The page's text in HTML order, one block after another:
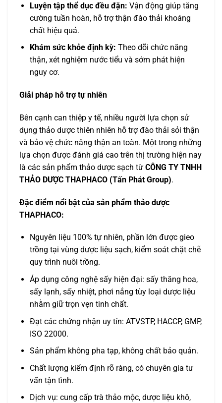
Luyện tập thể dục đều đặn: Vận động giúp tăng
cường tuần hoàn, hỗ trợ thận đào thải khoáng
chất hiệu quả.
Khám sức khỏe định kỳ: Theo dõi chức năng
thận, xét nghiệm nước tiểu và sớm phát hiện
nguy cơ.
Giải pháp hỗ trợ tự nhiên
Bên cạnh can thiệp y tế, nhiều người lựa chọn sử
dụng thảo dược thiên nhiên hỗ trợ đào thải sỏi thận
và bảo vệ chức năng thận an toàn. Một trong những
lựa chọn được đánh giá cao trên thị trường hiện nay
là các sản phẩm thảo dược sạch từ CÔNG TY TNHH
THẢO DƯỢC THAPHACO (Tấn Phát Group).
Đặc điểm nổi bật của sản phẩm thảo dược
THAPHACO:
Nguyên liệu 100% tự nhiên, phần lớn được gieo
trồng tại vùng dược liệu sạch, kiểm soát chặt chẽ
quy trình nuôi trồng.
Áp dụng công nghệ sấy hiện đại: sấy thăng hoa,
sấy lạnh, sấy nhiệt, phơi nắng tùy loại dược liệu
nhằm giữ trọn vẹn tinh chất.
Đạt các chứng nhận uy tín: ATVSTP, HACCP, GMP,
ISO 22000.
Sản phẩm không pha tạp, không chất bảo quản.
Chất lượng kiểm định rõ ràng, có chuyên gia tư
vấn tận tình.
Dịch vụ: cung cấp trà thảo mộc, dược liệu khô,